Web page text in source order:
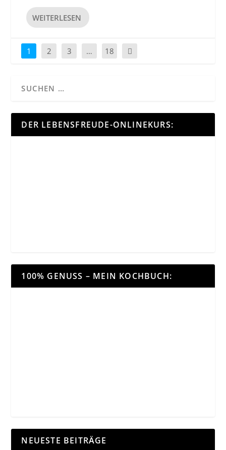
WEITERLESEN
1 2 3 … 18
DER LEBENSFREUDE-ONLINEKURS:
100% GENUSS – MEIN KOCHBUCH:
NEUESTE BEITRÄGE